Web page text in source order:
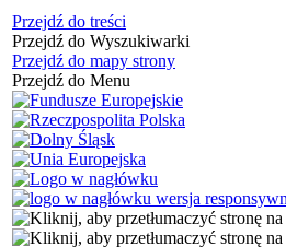
Przejdź do treści
Przejdź do Wyszukiwarki
Przejdź do mapy strony
Przejdź do Menu